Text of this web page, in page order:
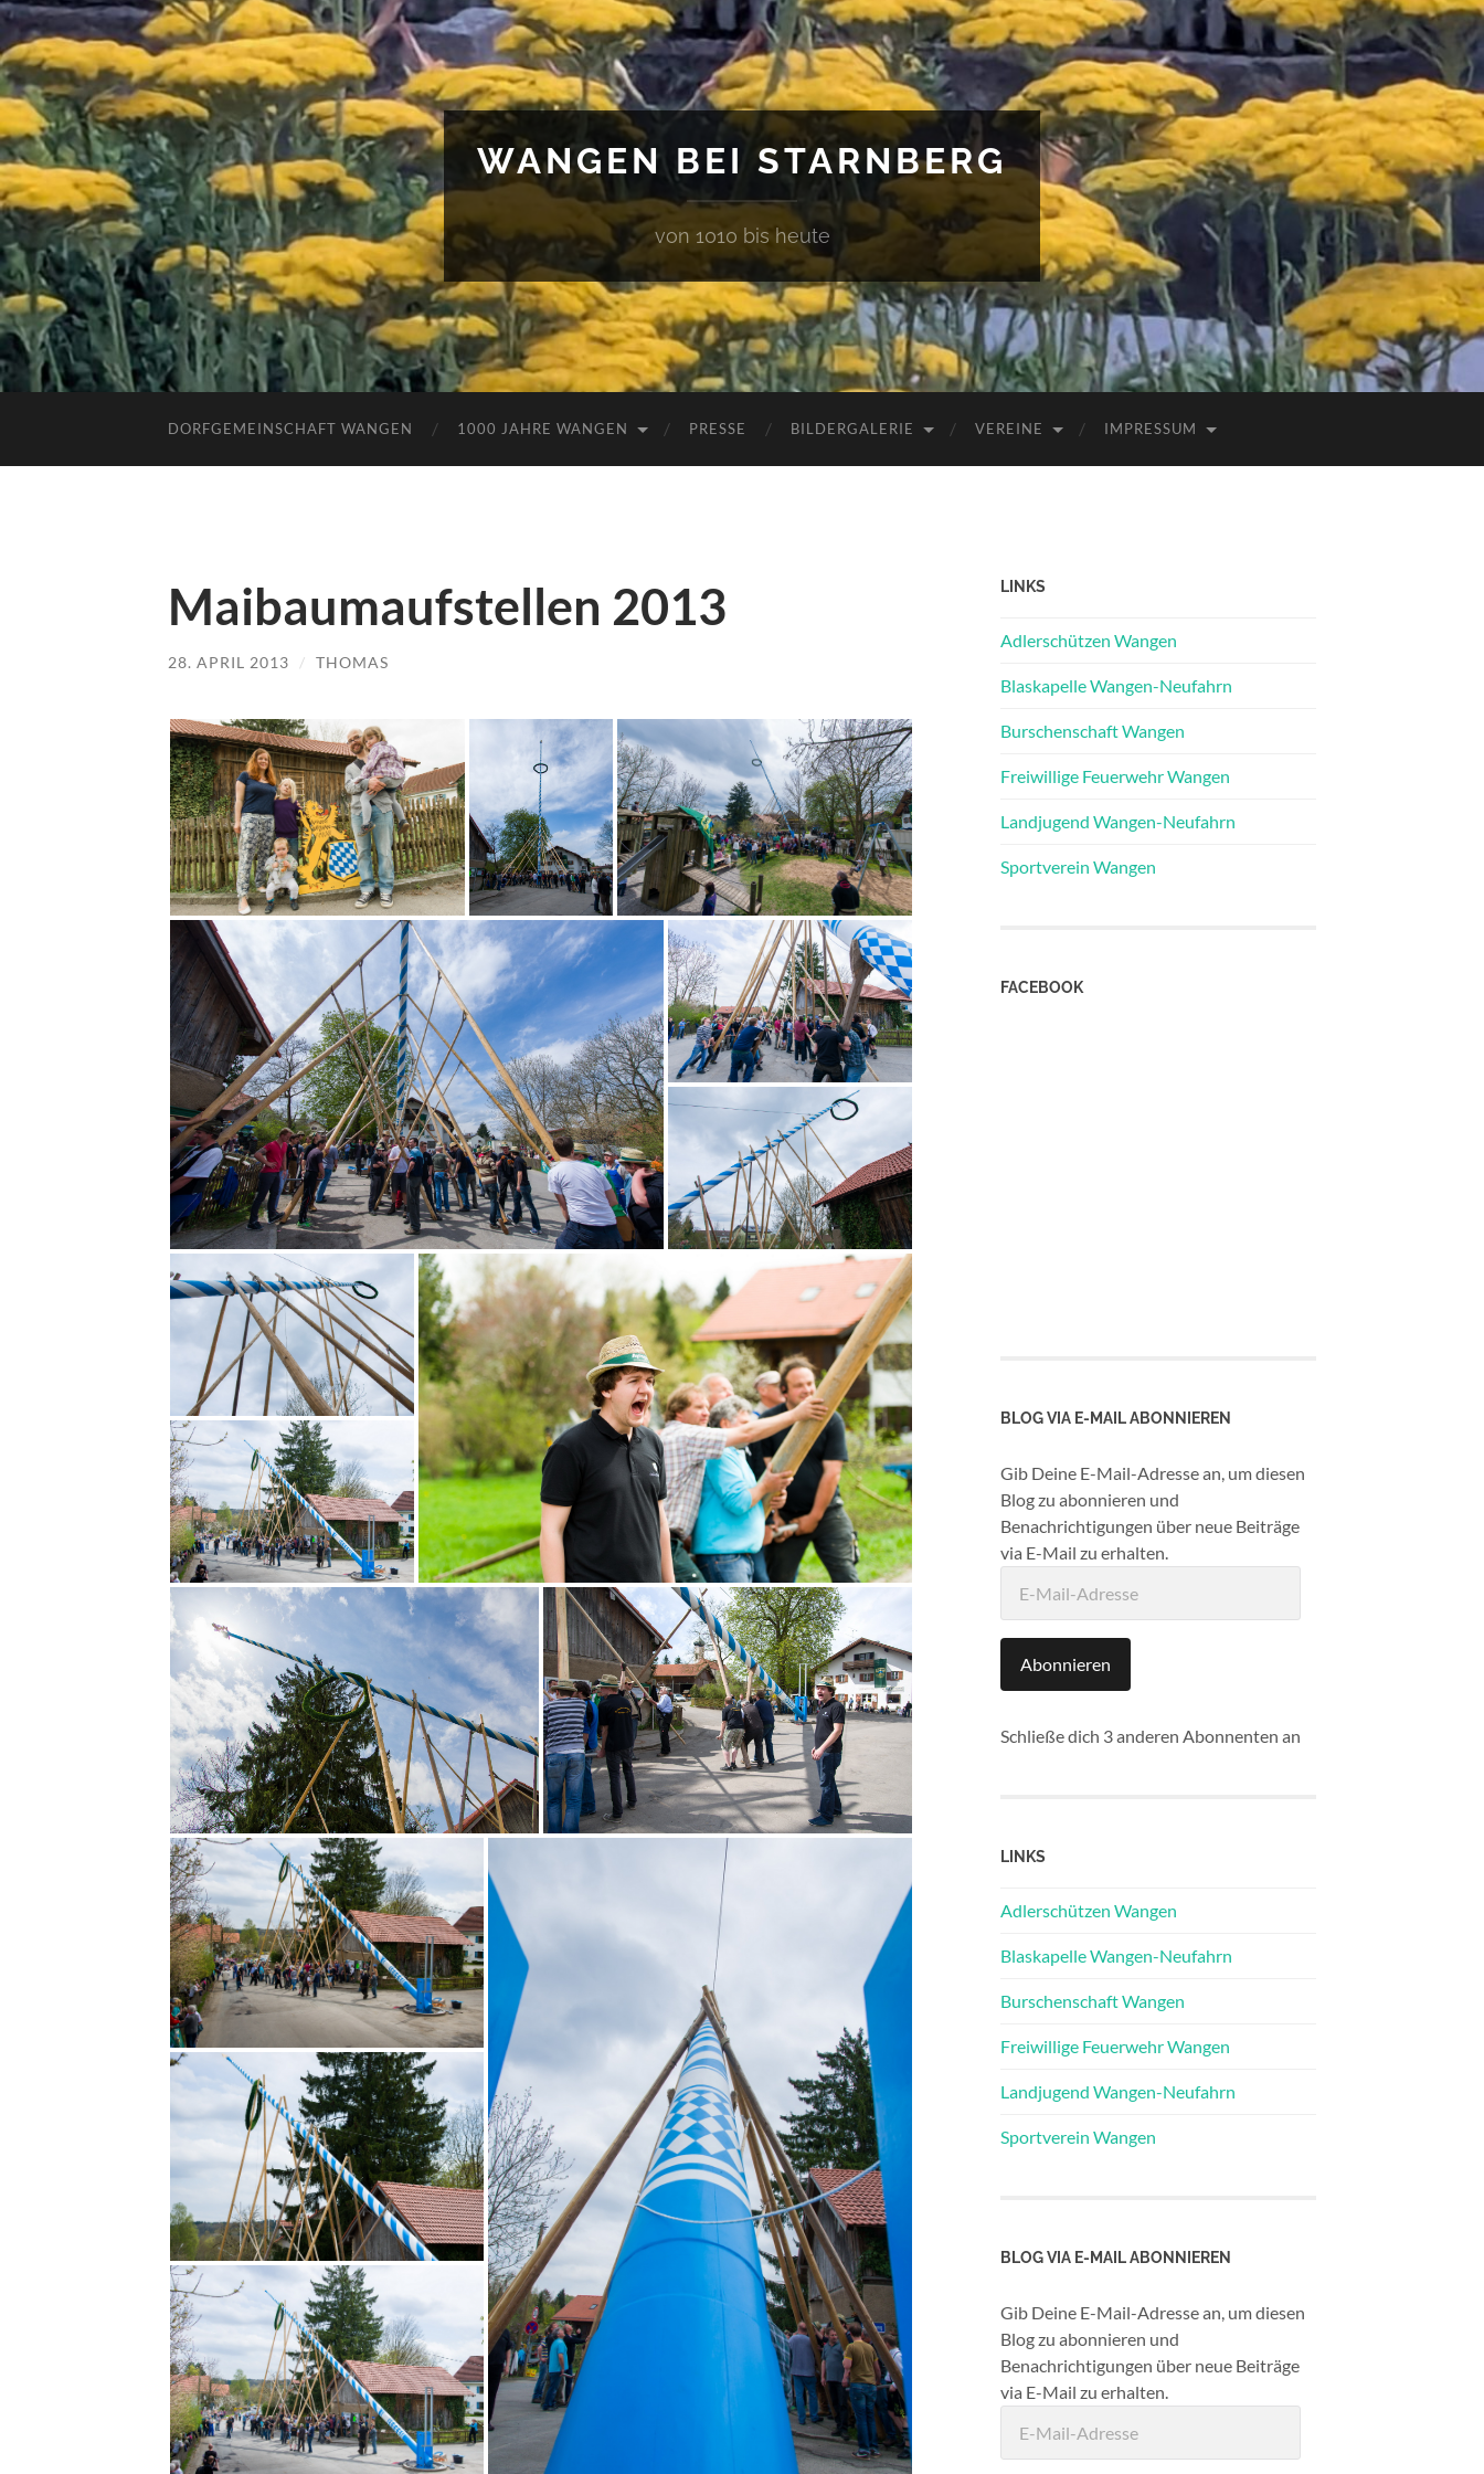
WANGEN BEI STARNBERG
von 1010 bis heute
DORFGEMEINSCHAFT WANGEN 1000 JAHRE WANGEN PRESSE BILDERGALERIE VEREINE IMPRESSUM
Maibaumaufstellen 2013
28. APRIL 2013 / THOMAS
LINKS
Adlerschützen Wangen
Blaskapelle Wangen-Neufahrn
Burschenschaft Wangen
Freiwillige Feuerwehr Wangen
Landjugend Wangen-Neufahrn
Sportverein Wangen
FACEBOOK
BLOG VIA E-MAIL ABONNIEREN
Gib Deine E-Mail-Adresse an, um diesen
Blog zu abonnieren und
Benachrichtigungen über neue Beiträge
via E-Mail zu erhalten.
Mail-
Abonnieren
Schließe dich 3 anderen Abonnenten an
LINKS
Adlerschützen Wangen
Blaskapelle Wangen-Neufahrn
Burschenschaft Wangen
Freiwillige Feuerwehr Wangen
Landjugend Wangen-Neufahrn
Sportverein Wangen
BLOG VIA E-MAIL ABONNIEREN
Gib Deine E-Mail-Adresse an, um diesen
Blog zu abonnieren und
Benachrichtigungen über neue Beiträge
via E-Mail zu erhalten.
Mail-